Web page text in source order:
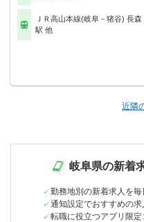
ＪＲ高山本線(岐阜－猪谷) 長森
駅 他
近隣
岐阜県の新着
勤務地別の新着求人を毎
通知設定でおすすめの
転職に役立つアプリ限